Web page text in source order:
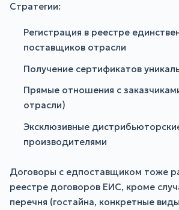
Стратегии:
Регистрация в реестре
поставщиков отрасли
Получение сертификатов
Прямые отношения с
отрасли)
Эксклюзивные
производителями
Договоры с едпоставщиком тоже
реестре договоров ЕИС, кроме
перечня (гостайна, конкретные виды